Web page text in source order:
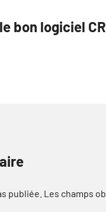
bon logiciel
publiée. Les champs